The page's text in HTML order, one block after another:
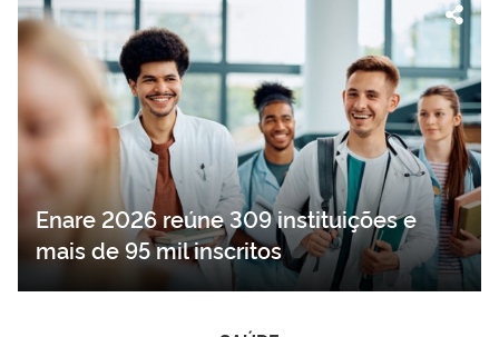
Enare 2026 reúne 309 instituições e
mais de 95 mil inscritos